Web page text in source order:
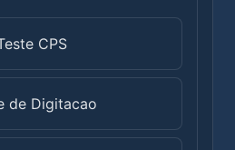
CPS
de Digitacao